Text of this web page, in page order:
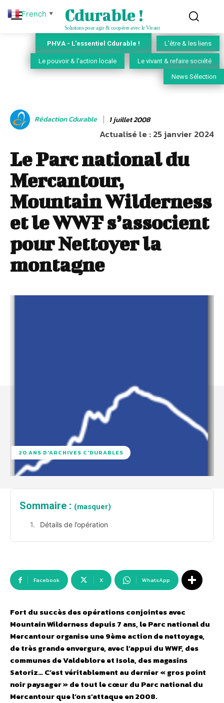
Cdurable !
Solutions pour agir & coopérer avec le Vivant
PHVA - L'essentiel Cdurable ! L'être & les liens
Le pouvoir & l'action locale Le vivant & refaire société
News Sélection
Rédaction Cdurable 1 juillet 2008
Actualisé le :25 janvier 2024
Le Parc national du
Mercantour,
Mountain Wilderness
et le WWF s’associent
pour Nettoyer la
montagne
20 ANS D'ARCHIVES C'DURABLES
Sommaire : (masquer)
Détails de l’opération
Facebook X WhatsApp
Fort du succès des opérations conjointes avec
Mountain Wilderness depuis 7 ans, le Parc national du
Mercantour organise une 9ème action de nettoyage,
de très grande envergure, avec l’appui du WWF, des
communes de Valdeblore et Isola, des magasins
Satoriz… C’est véritablement au dernier « gros point
noir paysager » de tout le cœur du Parc national du
Mercantour que l’on s’attaque en 2008.
French ▼